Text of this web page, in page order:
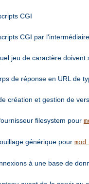
CGI
CGI par
jeu de caractère
de réponse en URL de
création et gestion de
filesystem pour
générique pour
à une base de